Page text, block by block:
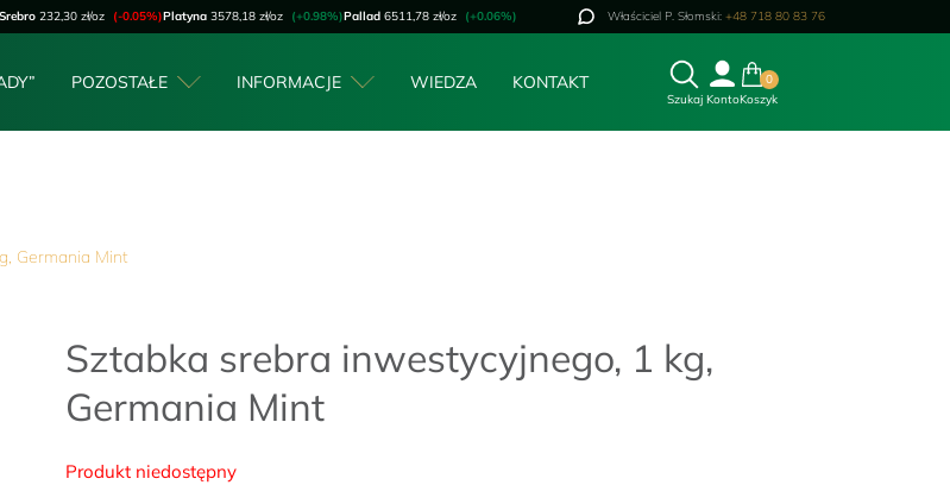
Srebro 232,30 zł/oz (-0.05%)Platyna 3578,18 zł/oz (+0.98%)Pallad 6511,78 zł/oz (+0.06%) Właściciel P. Słomski: +48 718 80 83 76
POZOSTAŁE INFORMACJE WIEDZA KONTAKT
Szukaj Konto
0
Koszyk
Germania Mint
Sztabka srebra inwestycyjnego, 1 kg,
Germania Mint
Produkt niedostępny